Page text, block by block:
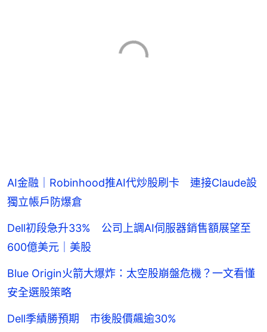
AI金融｜Robinhood推AI代炒股刷卡 連接Claude設
獨立帳戶防爆倉
Dell初段急升33% 公司上調AI伺服器銷售額展望至
600億美元｜美股
Blue Origin火箭大爆炸：太空股崩盤危機？一文看懂
安全選股策略
Dell季績勝預期 市後股價飆逾30%